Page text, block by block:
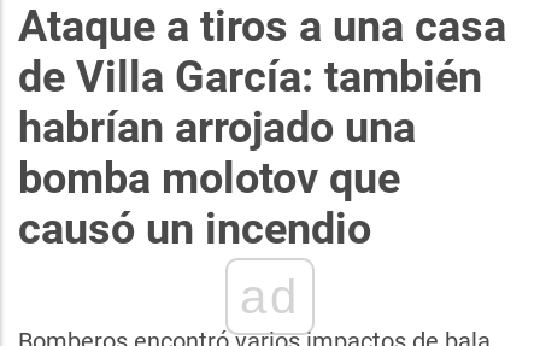
Ataque a tiros a una casa
de Villa García: también
habrían arrojado una
bomba molotov que
causó un incendio
ad